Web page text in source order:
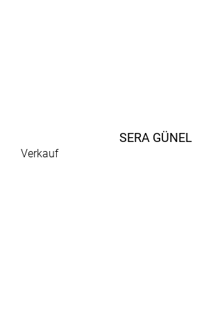
SERA GÜNEL
Verkauf